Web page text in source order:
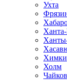
Ухта
Химки
Холм